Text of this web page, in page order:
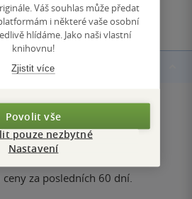
Přidat hodnocení
za posledních 60 dní.
Váš souhlas může předat
i některé vaše osobní
hlídáme. Jako naši vlastní
knihovnu!
Zjistit více
Povolit vše
pouze nezbytné
Nastavení